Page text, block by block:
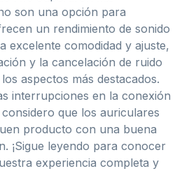
son una opción para
un rendimiento de sonido
excelente comodidad y ajuste,
y la cancelación de ruido
aspectos más destacados.
interrupciones en la conexión
que los auriculares
producto con una buena
¡Sigue leyendo para conocer
experiencia completa y